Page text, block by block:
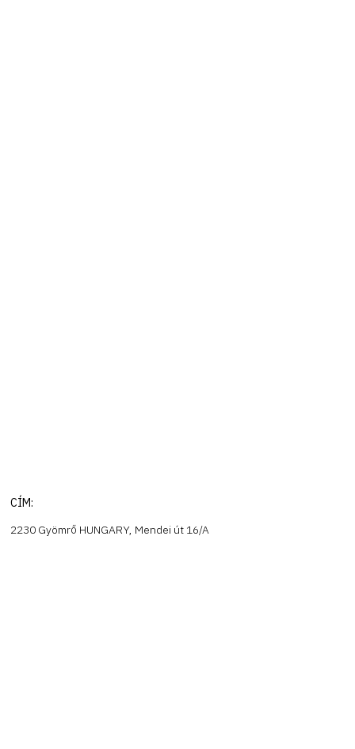
CÍM:
2230 Gyömrő HUNGARY, Mendei út 16/A